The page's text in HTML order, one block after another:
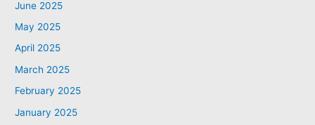
June 2025
May 2025
April 2025
March 2025
February 2025
January 2025